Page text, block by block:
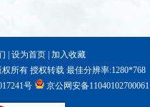
设为首页 加入收藏
所有 授权转载 最佳分辨率:1280*768
号 京公网安备11040102700061